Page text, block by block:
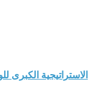
الاستراتيجية الكبرى